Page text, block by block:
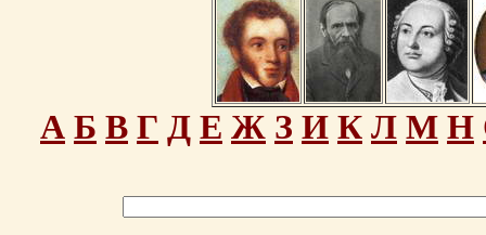
А Б В Г Д Е Ж З И К Л М Н